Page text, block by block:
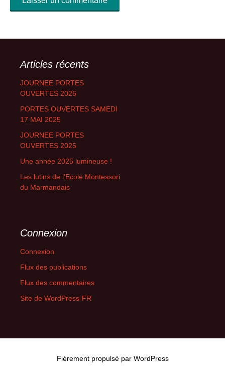
Articles récents
JOURNEE PORTES
OUVERTES 2026
PORTES OUVERTES SAMEDI
17 MAI 2025
JOURNEE PORTES
OUVERTES 2025
Une année 2025 lumineuse !
Les lutins de l’Ecole Montessori
du Marmandais
Connexion
Connexion
Flux des publications
Flux des commentaires
Site de WordPress-FR
Fièrement propulsé par WordPress